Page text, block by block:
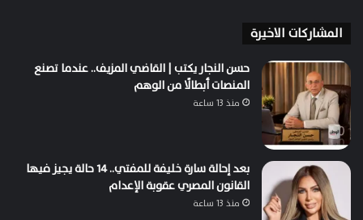
المشاركات الاخيرة
حسن النجار يكتب | القاضي المزيف.. عندما تصنع
المنصات أبطالًا من الوهم
منذ 13 ساعة
بعد إحالة سارة خليفة للمفتي.. 14 حالة يجيز فيها
القانون المصري عقوبة الإعدام
منذ 13 ساعة